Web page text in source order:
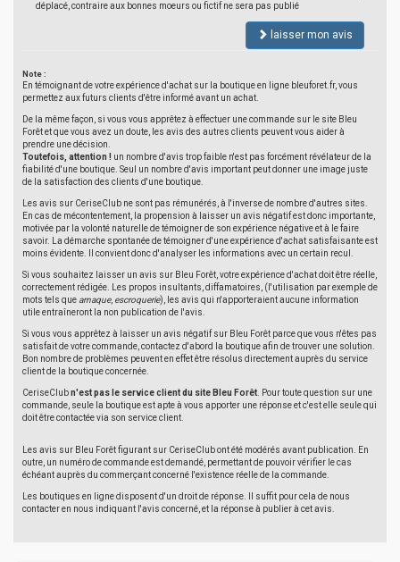
déplacé, contraire aux bonnes moeurs ou fictif ne sera pas publié
laisser mon avis
Note :
En témoignant de votre expérience d'achat sur la boutique en ligne bleuforet.fr, vous
permettez aux futurs clients d'être informé avant un achat.
De la même façon, si vous vous apprêtez à effectuer une commande sur le site Bleu
Forêt et que vous avez un doute, les avis des autres clients peuvent vous aider à
prendre une décision.
Toutefois, attention ! un nombre d'avis trop faible n'est pas forcément révélateur de la
fiabilité d'une boutique. Seul un nombre d'avis important peut donner une image juste
de la satisfaction des clients d'une boutique.
Les avis sur CeriseClub ne sont pas rémunérés, à l'inverse de nombre d'autres sites.
En cas de mécontentement, la propension à laisser un avis négatif est donc importante,
motivée par la volonté naturelle de témoigner de son expérience négative et à le faire
savoir. La démarche spontanée de témoigner d'une expérience d'achat satisfaisante est
moins évidente. Il convient donc d'analyser les informations avec un certain recul.
Si vous souhaitez laisser un avis sur Bleu Forêt, votre expérience d'achat doit être réelle,
correctement rédigée. Les propos insultants, diffamatoires, (l'utilisation par exemple de
mots tels que arnaque, escroquerie), les avis qui n'apporteraient aucune information
utile entraîneront la non publication de l'avis.
Si vous vous apprêtez à laisser un avis négatif sur Bleu Forêt parce que vous n'êtes pas
satisfait de votre commande, contactez d'abord la boutique afin de trouver une solution.
Bon nombre de problèmes peuvent en effet être résolus directement auprès du service
client de la boutique concernée.
CeriseClubn'est pas le service client du site Bleu Forêt . Pour toute question sur une
commande, seule la boutique est apte à vous apporter une réponse et c'est elle seule qui
doit être contactée via son service client.
Les avis sur Bleu Forêt figurant sur CeriseClub ont été modérés avant publication. En
outre, un numéro de commande est demandé, permettant de pouvoir vérifier le cas
échéant auprès du commerçant concerné l'existence réelle de la commande.
Les boutiques en ligne disposent d'un droit de réponse. Il suffit pour cela de nous
contacter en nous indiquant l'avis concerné, et la réponse à publier à cet avis.